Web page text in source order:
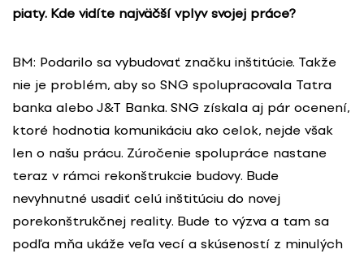
piaty. Kde vidíte najväčší vplyv svojej práce?
BM: Podarilo sa vybudovať značku inštitúcie. Takže
nie je problém, aby so SNG spolupracovala Tatra
banka alebo J&T Banka. SNG získala aj pár ocenení,
ktoré hodnotia komunikáciu ako celok, nejde však
len o našu prácu. Zúročenie spolupráce nastane
teraz v rámci rekonštrukcie budovy. Bude
nevyhnutné usadiť celú inštitúciu do novej
porekonštrukčnej reality. Bude to výzva a tam sa
podľa mňa ukáže veľa vecí a skúseností z minulých